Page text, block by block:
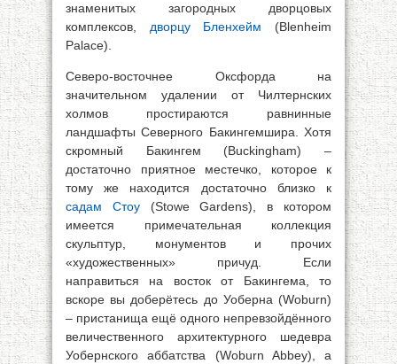
знаменитых загородных дворцовых
комплексов, дворцу Бленхейм (Blenheim
Palace).
Северо-восточнее Оксфорда на
значительном удалении от Чилтернских
холмов простираются равнинные
ландшафты Северного Бакингемшира. Хотя
скромный Бакингем (Buckingham) –
достаточно приятное местечко, которое к
тому же находится достаточно близко к
садам Стоу(Stowe Gardens), в котором
имеется примечательная коллекция
скульптур, монументов и прочих
«художественных» причуд. Если
направиться на восток от Бакингема, то
вскоре вы доберётесь до Уоберна (Woburn)
– пристанища ещё одного непревзойдённого
величественного архитектурного шедевра
Уобернского аббатства (Woburn Abbey), а